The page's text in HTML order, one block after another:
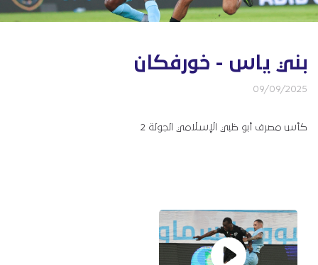
بني ياس - خورفكان
09/09/2025
كأس مصرف أبو ظبي الإسلامي الجولة 2